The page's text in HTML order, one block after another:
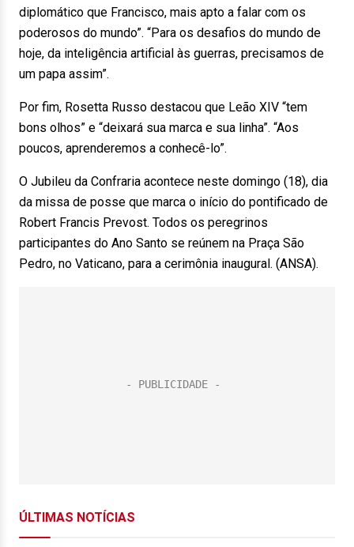
diplomático que Francisco, mais apto a falar com os
poderosos do mundo”. “Para os desafios do mundo de
hoje, da inteligência artificial às guerras, precisamos de
um papa assim”.
Por fim, Rosetta Russo destacou que Leão XIV “tem
bons olhos” e “deixará sua marca e sua linha”. “Aos
poucos, aprenderemos a conhecê-lo”.
O Jubileu da Confraria acontece neste domingo (18), dia
da missa de posse que marca o início do pontificado de
Robert Francis Prevost. Todos os peregrinos
participantes do Ano Santo se reúnem na Praça São
Pedro, no Vaticano, para a cerimônia inaugural. (ANSA).